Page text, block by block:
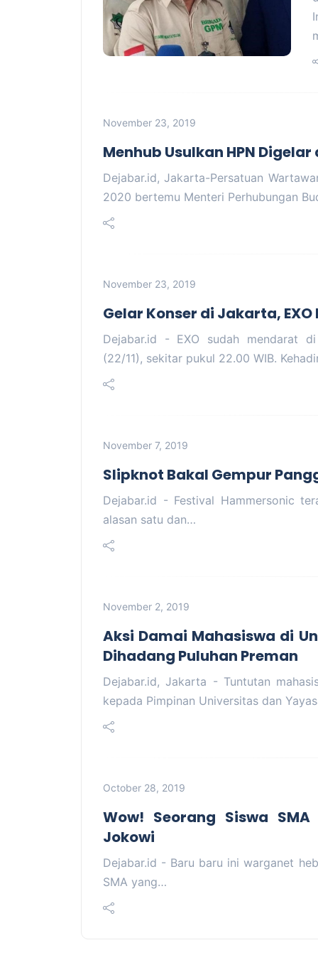
November 23, 2019
Menhub Usulkan HPN
Dejabar.id, Jakarta-Persatuan
2020 bertemu Menteri Perhubungan
November 23, 2019
Gelar Konser di Jakarta,
Dejabar.id - EXO sudah mendarat
(22/11), sekitar pukul 22.00 WIB.
November 7, 2019
Slipknot Bakal Gempur
Dejabar.id - Festival Hammersonic
alasan satu dan…
November 2, 2019
Aksi Damai Mahasiswa di
Dihadang Puluhan Preman
Dejabar.id, Jakarta - Tuntutan
kepada Pimpinan Universitas dan
October 28, 2019
Wow! Seorang Siswa
Jokowi
Dejabar.id - Baru baru ini warganet
SMA yang…